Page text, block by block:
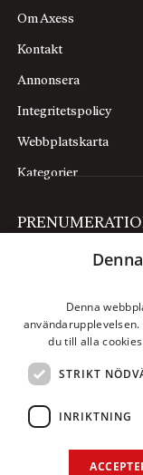
Om Axess
Kontakt
Annonsera
Integritetspolicy
Webbplatskarta
Kategorier
FÖLJ OSS
Facebook
Instagram
Denna
du till alla
STRIKT
INRIKTNING